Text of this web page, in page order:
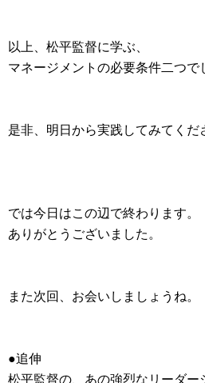
以上、松平監督に学ぶ、
マネージメントの必要条件二つで
是非、明日から実践してみてくだ
では今日はこの辺で終わります。
ありがとうございました。
また次回、お会いしましょうね。
●追伸
松平監督の、あの強烈なリーダー